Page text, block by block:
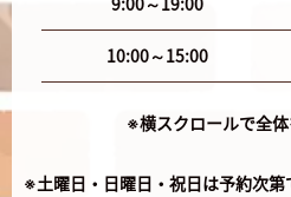
10:00～15:00
※横スクロールで全体
※土曜日・日曜日・祝日は予約次第